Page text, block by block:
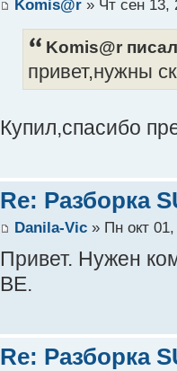
Komis@r» Чт сен 13,
Komis@r
привет,нужны
Купил,спасибо
Re: Разборка
Danila-Vic» Пн окт 01,
Привет. Нужен
ВЕ.
Re: Разборка